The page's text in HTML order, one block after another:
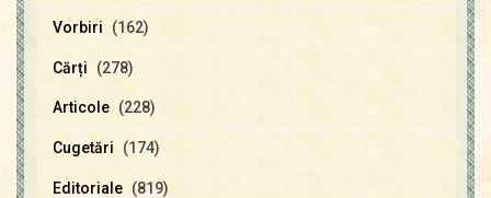
Vorbiri (162)
Cărți (278)
Articole (228)
Cugetări (174)
Editoriale (819)